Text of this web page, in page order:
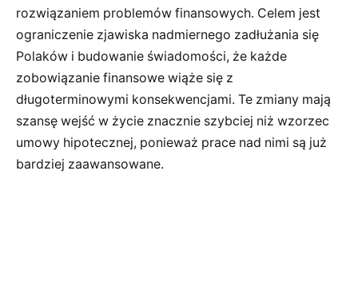
rozwiązaniem problemów finansowych. Celem jest
ograniczenie zjawiska nadmiernego zadłużania się
Polaków i budowanie świadomości, że każde
zobowiązanie finansowe wiąże się z
długoterminowymi konsekwencjami. Te zmiany mają
szansę wejść w życie znacznie szybciej niż wzorzec
umowy hipotecznej, ponieważ prace nad nimi są już
bardziej zaawansowane.